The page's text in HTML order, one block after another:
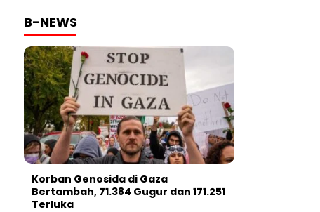
B-NEWS
Korban Genosida di Gaza
Bertambah, 71.384 Gugur dan 171.251
Terluka